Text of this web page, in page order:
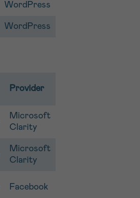
WordPress
WordPress
Provider
Microsoft
Clarity
Microsoft
Clarity
Facebook